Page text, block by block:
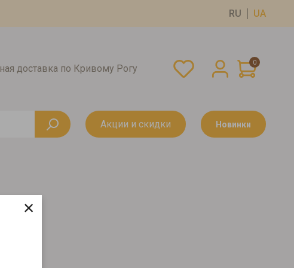
×
RU UA
доставка по Кривому Рогу
0
Акции и скидки Новинки